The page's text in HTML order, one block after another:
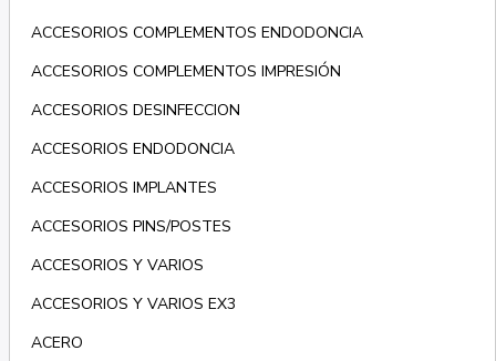
ACCESORIOS COMPLEMENTOS ENDODONCIA
ACCESORIOS COMPLEMENTOS IMPRESIÓN
ACCESORIOS DESINFECCION
ACCESORIOS ENDODONCIA
ACCESORIOS IMPLANTES
ACCESORIOS PINS/POSTES
ACCESORIOS Y VARIOS
ACCESORIOS Y VARIOS EX3
ACERO